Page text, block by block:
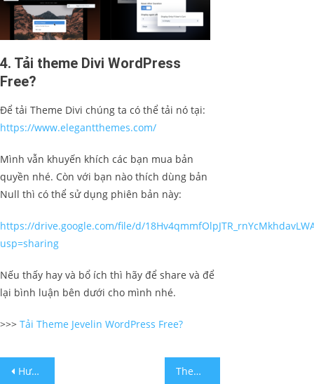
4. Tải theme Divi WordPress​
Free?
Để tải Theme Divi chúng ta có thể tải nó tại:
https://www.elegantthemes.com/
Mình vẫn khuyến khích các bạn mua bản
quyền nhé. Còn với bạn nào thích dùng bản
Null thì có thể sử dụng phiên bản này:
https://drive.google.com/file/d/
usp=sharing
Nếu thấy hay và bổ ích thì hãy để share và để
lại bình luận bên dưới cho mình nhé.
>>> Tải Theme Jevelin WordPress Free?
Post
Hướng dẫn cài đặt Mangento trên Xampp? Theme Thedevkit​ là gì? Cách Tải Theme Thedevkit​ Free?